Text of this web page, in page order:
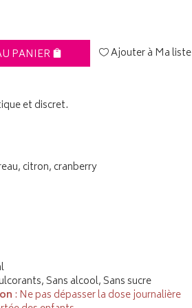
PANIER Ajouter à Ma liste
et discret.
citron, cranberry
Sans alcool, Sans sucre
: Ne pas dépasser la dose journalière